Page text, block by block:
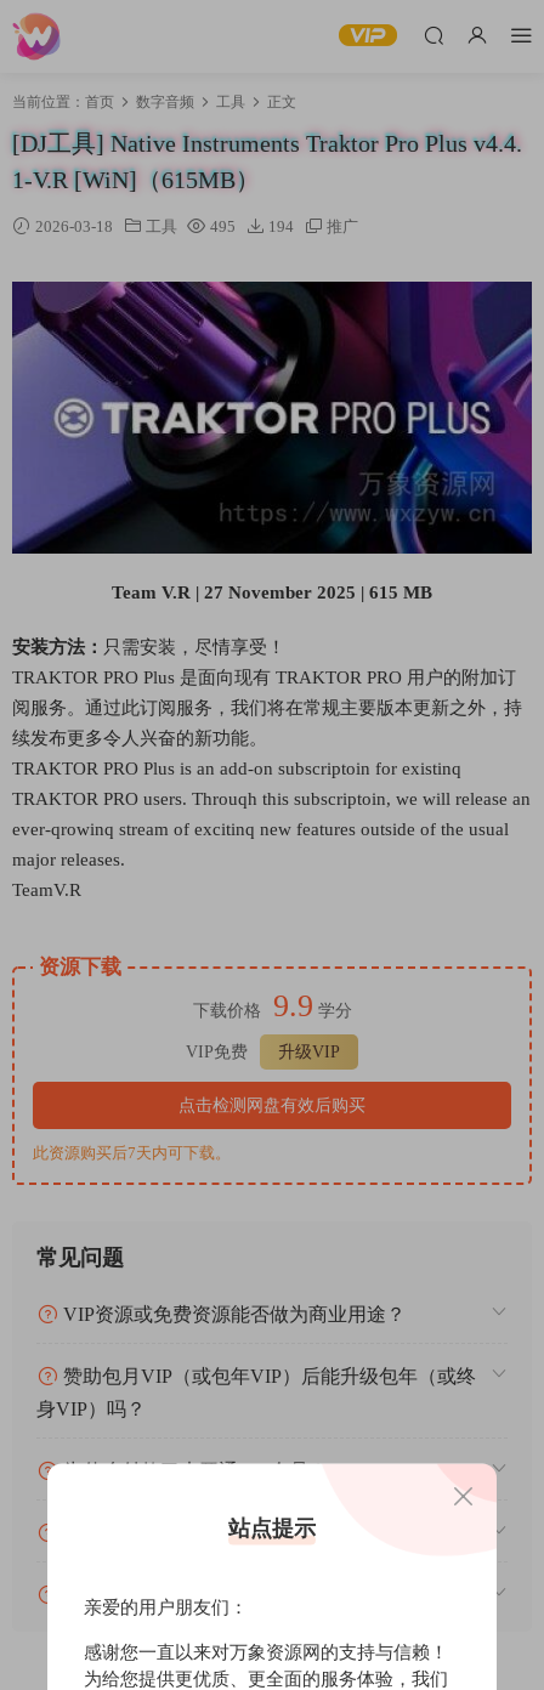
当前位置： 首页 数字音频 工具 正文
[DJ工具] Native Instruments Traktor Pro Plus v4.4.
1-V.R [WiN]（615MB）
2026-03-18 工具 495 194 推广
Team V.R | 27 November 2025 | 615 MB
安装方法： 只需安装，尽情享受！
TRAKTOR PRO Plus 是面向现有 TRAKTOR PRO 用户的附加订
阅服务。通过此订阅服务，我们将在常规主要版本更新之外，持
续发布更多令人兴奋的新功能。
TRAKTOR PRO Plus is an add-on subscriptoin for existinq
TRAKTOR PRO users. Throuqh this subscriptoin, we will release an
ever-qrowinq stream of excitinq new features outside of the usual
major releases.
TeamV.R
资源下载
下载价格 9.9 学分
VIP免费 升级VIP
点击检测网盘有效后购买
此资源购买后7天内可下载。
常见问题
VIP资源或免费资源能否做为商业用途？
赞助包月VIP（或包年VIP）后能升级包年（或终
身VIP）吗？
为什么付款了未开通VIP会员？
账号可以分享或者借给别人用吗？
VIP会员剩余时间查询？
站点提示
亲爱的用户朋友们：
感谢您一直以来对万象资源网的支持与信赖！
为给您提供更优质、更全面的服务体验，我们